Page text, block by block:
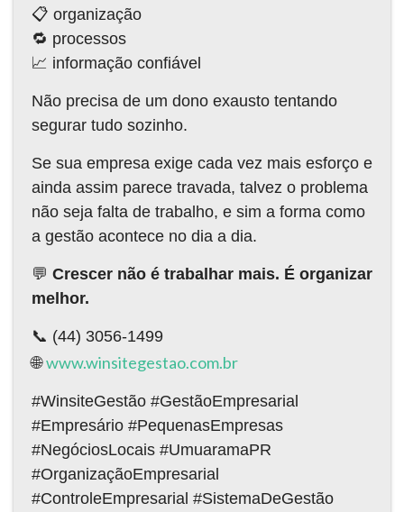
📋 organização
🔁 processos
📈 informação confiável
Não precisa de um dono exausto tentando
segurar tudo sozinho.
Se sua empresa exige cada vez mais esforço e
ainda assim parece travada, talvez o problema
não seja falta de trabalho, e sim a forma como
a gestão acontece no dia a dia.
💬 Crescer não é trabalhar mais. É organizar
melhor.
📞 (44) 3056-1499
🌐www.winsitegestao.com.br
#WinsiteGestão #GestãoEmpresarial
#Empresário #PequenasEmpresas
#NegóciosLocais #UmuaramaPR
#OrganizaçãoEmpresarial
#ControleEmpresarial #SistemaDeGestão